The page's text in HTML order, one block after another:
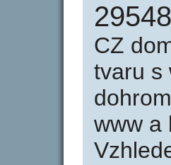
CZ
tvaru s
www a